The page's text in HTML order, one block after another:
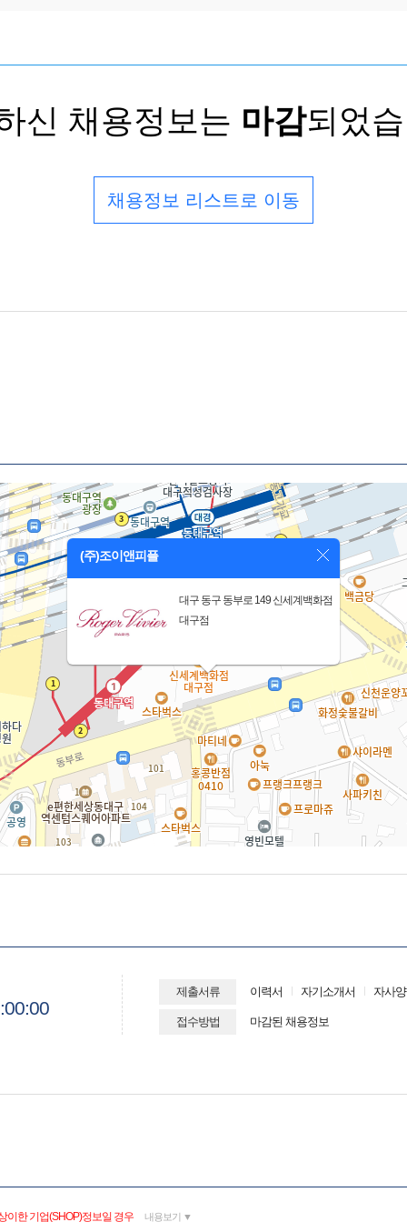
신 채용정보는 마감되었
채용정보 리스트로 이동
(주)조이앤피플
대구 동구 동부로 149 신세계백화점
대구점
제출서류 이력서 자기소개서 자사
접수방법 마감된 채용정보
이한 기업(SHOP)정보일 경우 내용보기 ▼